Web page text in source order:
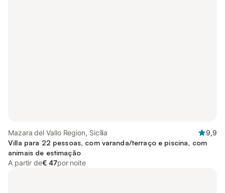
Mazara del Vallo Region, Sicília
9,9
Villa para 22 pessoas, com varanda/terraço e piscina, com
animais de estimação
A partir de€ 47por noite